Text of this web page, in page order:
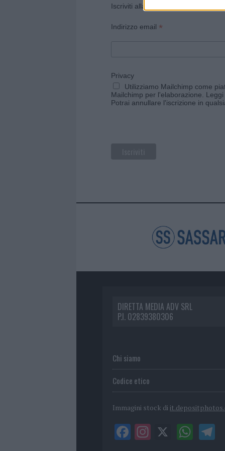
Iscriviti alla newsletter di Gallura
Indirizzo email *
Privacy
Utilizziamo Mailchimp come
Mailchimp per l'elaborazione.
Potrai annullare l'iscrizione in
DIRETTA MEDIA ADV SRL
P.I. 02839380306
Chi siamo
Codice etico
Immagini stock di